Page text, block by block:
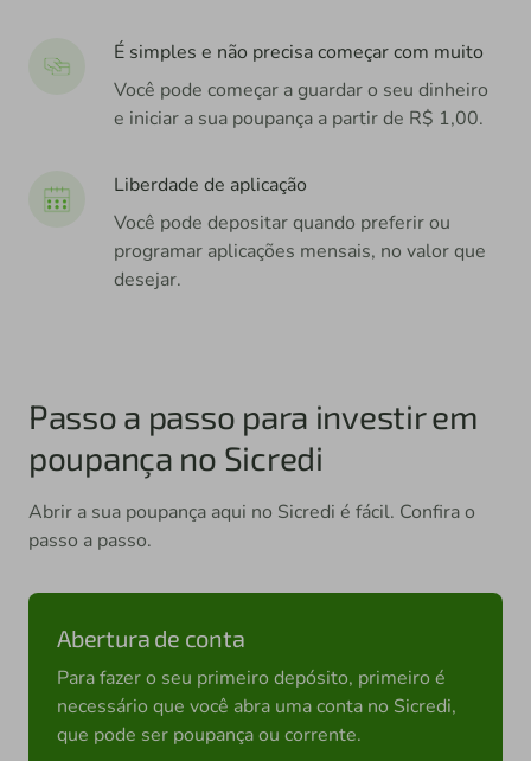
É simples e não precisa começar com muito
Você pode começar a guardar o seu dinheiro
e iniciar a sua poupança a partir de R$ 1,00.
Liberdade de aplicação
Você pode depositar quando preferir ou
programar aplicações mensais, no valor que
desejar.
Passo a passo para investir em
poupança no Sicredi
Abrir a sua poupança aqui no Sicredi é fácil. Confira o
passo a passo.
Abertura de conta
Para fazer o seu primeiro depósito, primeiro é
necessário que você abra uma conta no Sicredi,
que pode ser poupança ou corrente.